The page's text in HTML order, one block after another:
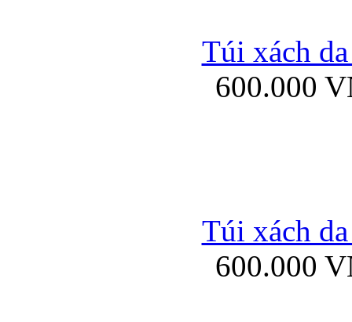
Ốp lưng silicon
Ốp lưng Samsung
Túi xách
600.000
Túi xách
600.000